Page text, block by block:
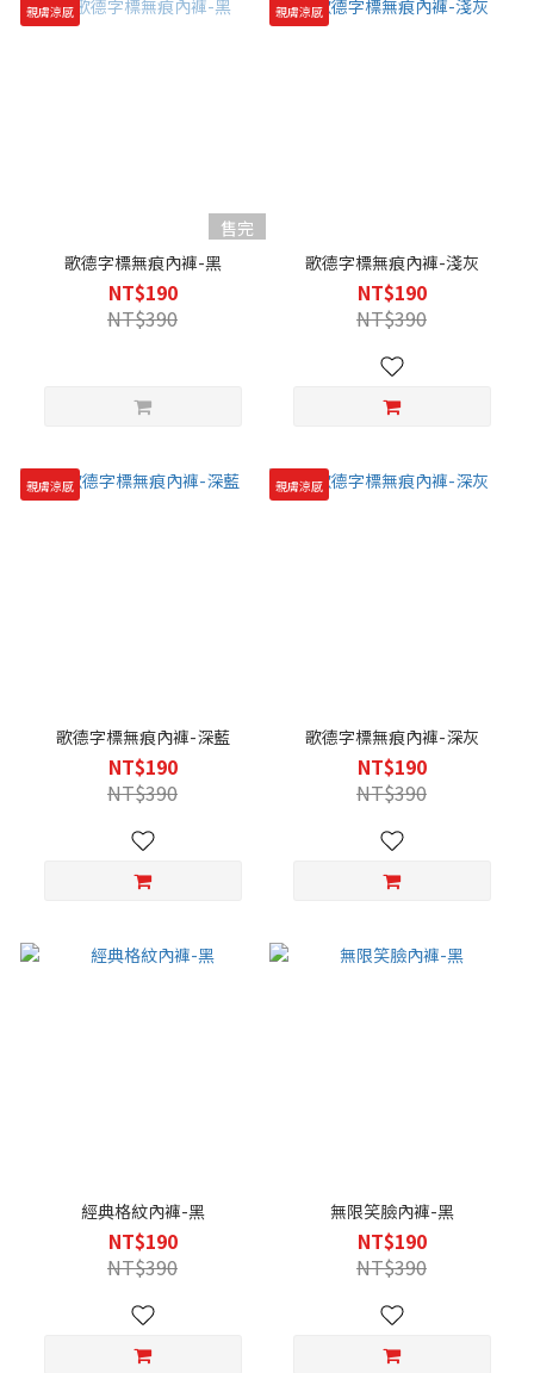
親膚涼感
售完
歌德字標無痕內褲-黑
NT$190
NT$390
親膚涼感
歌德字標無痕內褲-淺灰
NT$190
NT$390
親膚涼感
歌德字標無痕內褲-深藍
NT$190
NT$390
親膚涼感
歌德字標無痕內褲-深灰
NT$190
NT$390
經典格紋內褲-黑
NT$190
NT$390
無限笑臉內褲-黑
NT$190
NT$390